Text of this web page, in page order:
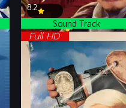
8.2
Sound Track
Full HD